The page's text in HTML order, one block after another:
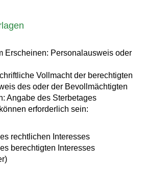
Erscheinen: Personalausweis oder
Vollmacht der berechtigten
des oder der Bevollmächtigten
Angabe des Sterbetages
erforderlich sein:
rechtlichen Interesses
berechtigten Interesses